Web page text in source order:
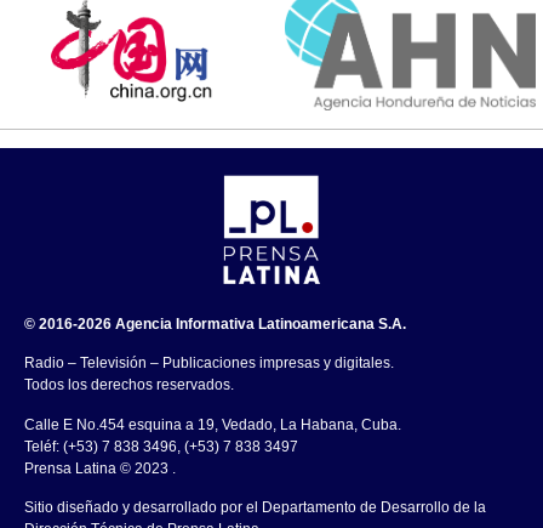
© 2016-2026 Agencia Informativa Latinoamericana S.A.
Radio – Televisión – Publicaciones impresas y digitales.
Todos los derechos reservados.
Calle E No.454 esquina a 19, Vedado, La Habana, Cuba.
Teléf: (+53) 7 838 3496, (+53) 7 838 3497
Prensa Latina © 2023 .
Sitio diseñado y desarrollado por el Departamento de Desarrollo de la